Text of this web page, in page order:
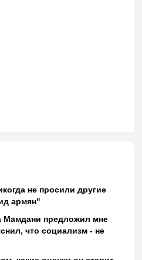
не просили другие
армян"
Мамдани предложил мне
что социализм - не